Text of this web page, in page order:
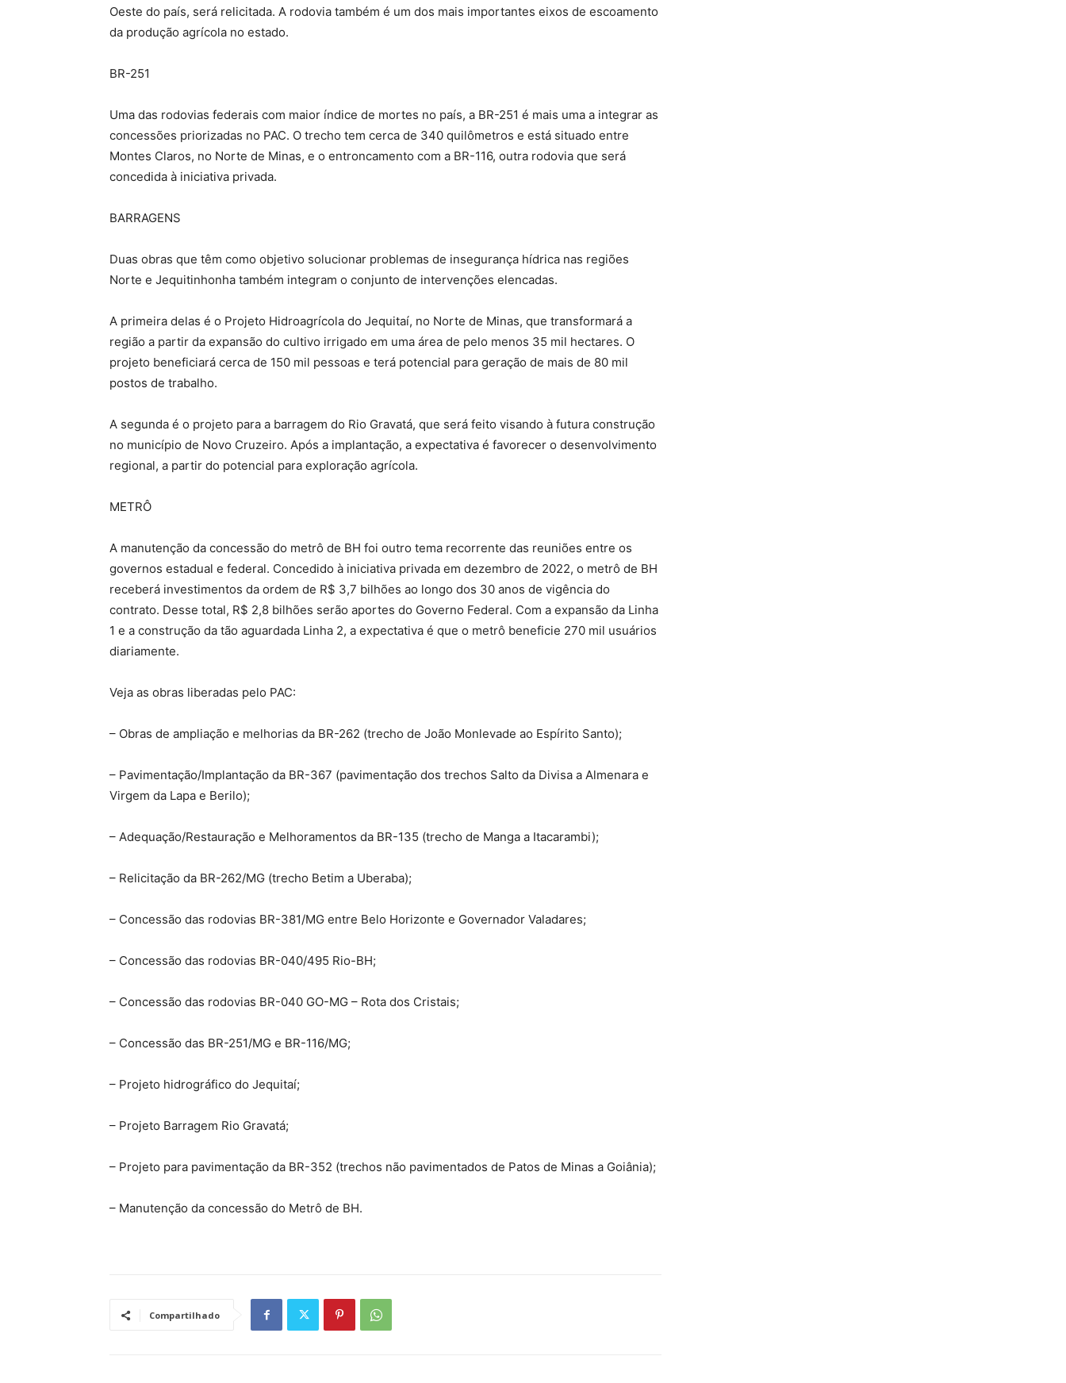
Oeste do país, será relicitada. A rodovia também é um dos mais importantes eixos de escoamento
da produção agrícola no estado.
BR-251
Uma das rodovias federais com maior índice de mortes no país, a BR-251 é mais uma a integrar as
concessões priorizadas no PAC. O trecho tem cerca de 340 quilômetros e está situado entre
Montes Claros, no Norte de Minas, e o entroncamento com a BR-116, outra rodovia que será
concedida à iniciativa privada.
BARRAGENS
Duas obras que têm como objetivo solucionar problemas de insegurança hídrica nas regiões
Norte e Jequitinhonha também integram o conjunto de intervenções elencadas.
A primeira delas é o Projeto Hidroagrícola do Jequitaí, no Norte de Minas, que transformará a
região a partir da expansão do cultivo irrigado em uma área de pelo menos 35 mil hectares. O
projeto beneficiará cerca de 150 mil pessoas e terá potencial para geração de mais de 80 mil
postos de trabalho.
A segunda é o projeto​ para a barragem do Rio Gravatá, que será feito visando à futura construção
no município de Novo Cruzeiro. Após a implantação, a expectativa é favorecer o desenvolvimento
regional, a partir do potencial para exploração agrícola.
METRÔ
A manutenção da concessão do metrô de BH foi outro tema recorrente das reuniões entre os
governos estadual e federal. Concedido à iniciativa privada em dezembro de 2022, o metrô de BH
receberá investimentos da ordem de R$ 3,7 bilhões ao longo dos 30 anos de vigência do
contrato. Desse total, R$ 2,8 bilhões serão aportes do Governo Federal. Com a expansão da Linha
1 e a construção da tão aguardada Linha 2, a expectativa é que o metrô beneficie 270 mil usuários
diariamente.
Veja as obras liberadas pelo PAC:
– Obras de ampliação e melhorias da BR-262 (trecho de João Monlevade ao Espírito Santo);
– Pavimentação/Implantação da BR-367 (pavimentação dos trechos Salto da Divisa a Almenara e
Virgem da Lapa e Berilo);
– Adequação/Restauração e Melhoramentos da BR-135 (trecho de Manga a Itacarambi);
– Relicitação da BR-262/MG (trecho Betim a Uberaba);
– Concessão das rodovias BR-381/MG entre Belo Horizonte e Governador Valadares;
– Concessão das rodovias BR-040/495 Rio-BH;
– Concessão das rodovias BR-040 GO-MG – Rota dos Cristais;
– Concessão das BR-251/MG e BR-116/MG;
– Projeto hidrográfico do Jequitaí;
– Projeto Barragem Rio Gravatá;
– Projeto para pavimentação da BR-352 (trechos não pavimentados de Patos de Minas a Goiânia);
– Manutenção da concessão do Metrô de BH.
Compartilhado